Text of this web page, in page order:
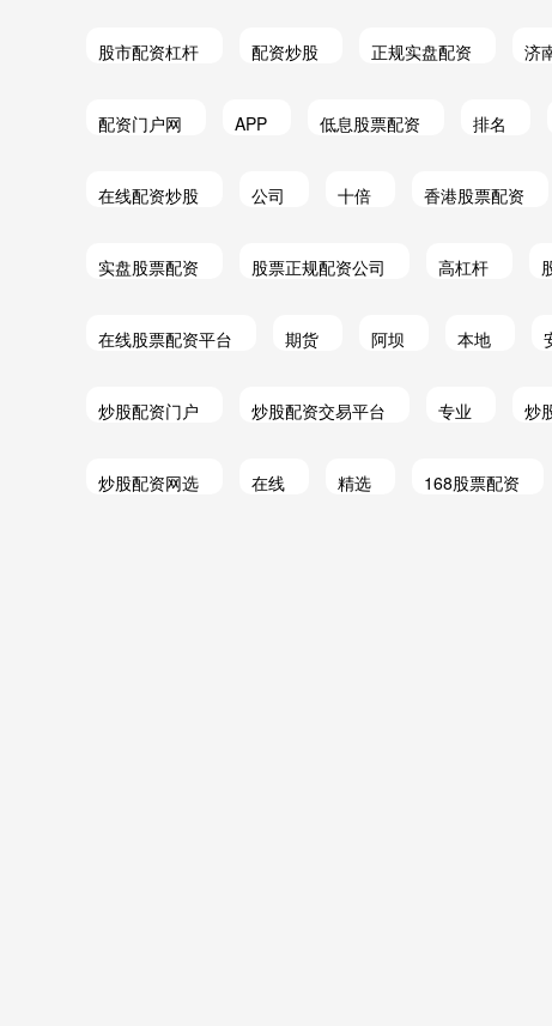
股市配资杠杆 配资炒股 正规实盘配资 济
配资门户网 APP 低息股票配资 排名
在线配资炒股 公司 十倍 香港股票配资
实盘股票配资 股票正规配资公司 高杠杆
在线股票配资平台 期货 阿坝 本地
炒股配资门户 炒股配资交易平台 专业 炒
炒股配资网选 在线 精选 168股票配资